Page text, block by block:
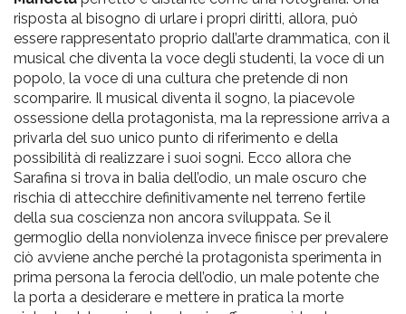
risposta al bisogno di urlare i propri diritti, allora, può
essere rappresentato proprio dall’arte drammatica, con il
musical che diventa la voce degli studenti, la voce di un
popolo, la voce di una cultura che pretende di non
scomparire. Il musical diventa il sogno, la piacevole
ossessione della protagonista, ma la repressione arriva a
privarla del suo unico punto di riferimento e della
possibilità di realizzare i suoi sogni. Ecco allora che
Sarafina si trova in balia dell’odio, un male oscuro che
rischia di attecchire definitivamente nel terreno fertile
della sua coscienza non ancora sviluppata. Se il
germoglio della nonviolenza invece finisce per prevalere
ciò avviene anche perché la protagonista sperimenta in
prima persona la ferocia dell’odio, un male potente che
la porta a desiderare e mettere in pratica la morte